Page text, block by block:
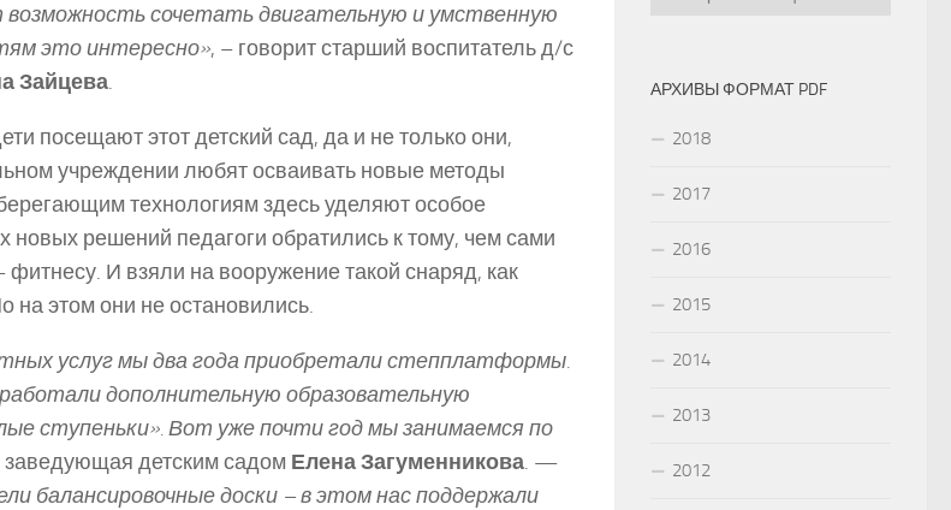
возможность сочетать двигательную и умственную
это интересно», – говорит старший воспитатель д/с
Зайцева.
посещают этот детский сад, да и не только они,
учреждении любят осваивать новые методы
технологиям здесь уделяют особое
новых решений педагоги обратились к тому, чем сами
И взяли на вооружение такой снаряд, как
этом они не остановились.
услуг мы два года приобретали степ­платформы.
дополнительную образовательную
ступеньки». Вот уже почти год мы занимаемся по
заведующая детским садом Елена Загуменникова. —
балансировочные доски – в этом нас поддержали
АРХИВЫ ФОРМАТ PDF
2018
2017
2016
2015
2014
2013
2012